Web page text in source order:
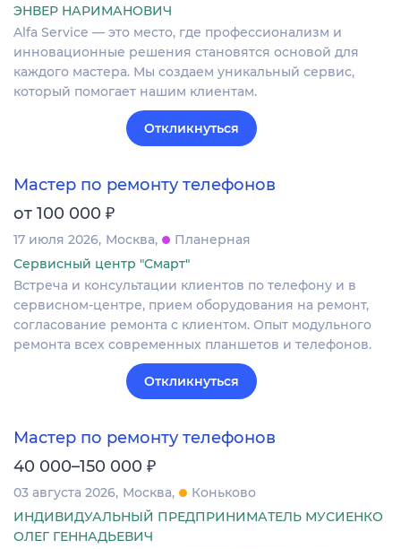
ЭНВЕР НАРИМАНОВИЧ
Alfa Service — это место, где профессионализм и
инновационные решения становятся основой для
каждого мастера. Мы создаем уникальный сервис,
который помогает нашим клиентам.
Откликнуться
Мастер по ремонту телефонов
от 100 000 ₽
17 июля 2026 Москва
Планерная
Сервисный центр "Смарт"
Встреча и консультации клиентов по телефону и в
сервисном-центре, прием оборудования на ремонт,
согласование ремонта с клиентом. Опыт модульного
ремонта всех современных планшетов и телефонов.
Откликнуться
Мастер по ремонту телефонов
40 000–150 000 ₽
03 августа 2026 Москва
Коньково
ИНДИВИДУАЛЬНЫЙ ПРЕДПРИНИМАТЕЛЬ МУСИЕНКО
ОЛЕГ ГЕННАДЬЕВИЧ